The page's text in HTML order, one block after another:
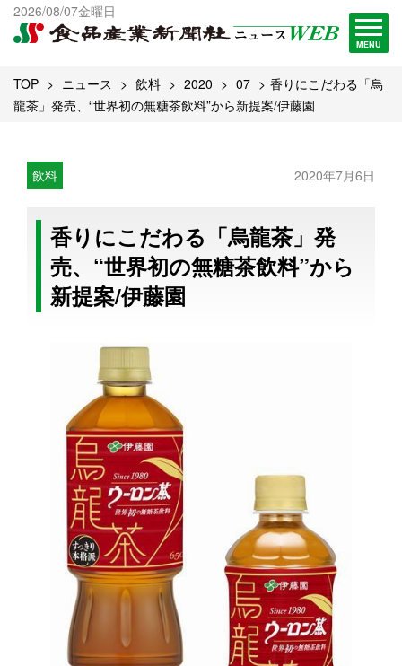
2026/08/07金曜日
MENU
出版物一覧へ
試読・購読申し込み
TOP ニュース 飲料 2020 07
香りにこだわる「烏
龍茶」発売、“世界初の無糖茶飲料”から新提案/伊藤園
飲料 2020年7月6日
香りにこだわる「烏龍茶」発
売、“世界初の無糖茶飲料”から
新提案/伊藤園